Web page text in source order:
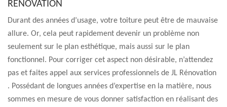
RÉNOVATION
Durant des années d’usage, votre toiture peut être de mauvaise
allure. Or, cela peut rapidement devenir un problème non
seulement sur le plan esthétique, mais aussi sur le plan
fonctionnel. Pour corriger cet aspect non désirable, n’attendez
pas et faites appel aux services professionnels de JL Rénovation
. Possédant de longues années d’expertise en la matière, nous
sommes en mesure de vous donner satisfaction en réalisant des